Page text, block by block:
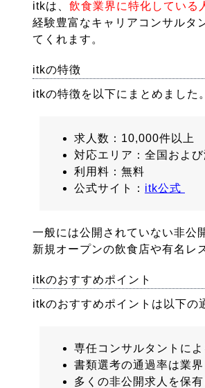
itkは、 飲食業界に特化している
経験豊富なキャリアコンサルタ
てくれます。
itkの特徴
itkの特徴を以下にまとめました。
求人数：10,000件以上
対応エリア：全国およ
利用料：無料
公式サイト： itk公式
一般には公開されていない非公
新規オープンの飲食店や有名レ
itkのおすすめポイント
itkのおすすめポイントは以下の
専任コンサルタントに
書類選考の通過率は業
多くの非公開求人を保